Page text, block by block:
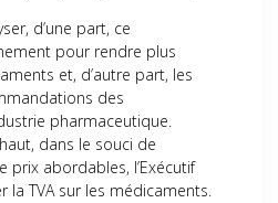
d’une part, ce
pour rendre plus
et, d’autre part, les
des
pharmaceutique.
dans le souci de
prix abordables, l’Exécutif
la TVA sur les médicaments.